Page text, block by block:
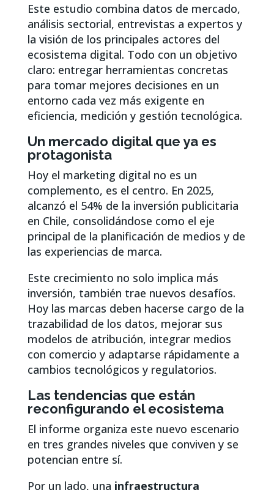
Este estudio combina datos de mercado,
análisis sectorial, entrevistas a expertos y
la visión de los principales actores del
ecosistema digital. Todo con un objetivo
claro: entregar herramientas concretas
para tomar mejores decisiones en un
entorno cada vez más exigente en
eficiencia, medición y gestión tecnológica.
Un mercado digital que ya es
protagonista
Hoy el marketing digital no es un
complemento, es el centro. En 2025,
alcanzó el 54% de la inversión publicitaria
en Chile, consolidándose como el eje
principal de la planificación de medios y de
las experiencias de marca.
Este crecimiento no solo implica más
inversión, también trae nuevos desafíos.
Hoy las marcas deben hacerse cargo de la
trazabilidad de los datos, mejorar sus
modelos de atribución, integrar medios
con comercio y adaptarse rápidamente a
cambios tecnológicos y regulatorios.
Las tendencias que están
reconfigurando el ecosistema
El informe organiza este nuevo escenario
en tres grandes niveles que conviven y se
potencian entre sí.
Por un lado, una infraestructura